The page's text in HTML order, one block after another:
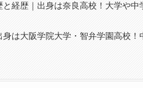
経歴｜出身は奈良高校！大学や
は大阪学院大学・智弁学園高校